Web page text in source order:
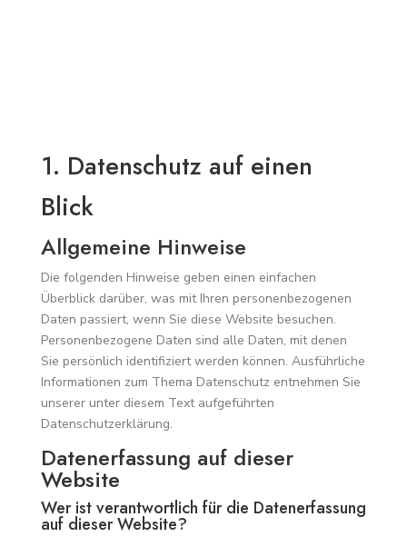
1. Datenschutz auf einen
Blick
Allgemeine Hinweise
Die folgenden Hinweise geben einen einfachen
Überblick darüber, was mit Ihren personenbezogenen
Daten passiert, wenn Sie diese Website besuchen.
Personenbezogene Daten sind alle Daten, mit denen
Sie persönlich identifiziert werden können. Ausführliche
Informationen zum Thema Datenschutz entnehmen Sie
unserer unter diesem Text aufgeführten
Datenschutzerklärung.
Datenerfassung auf dieser
Website
Wer ist verantwortlich für die Datenerfassung
auf dieser Website?